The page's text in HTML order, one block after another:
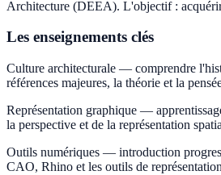
Architecture (DEEA). L'objectif :
Les enseignements clés
Culture architecturale — comprendre
références majeures, la théorie et la
Représentation graphique —
la perspective et de la représentation
Outils numériques — introduction
CAO, Rhino et les outils de